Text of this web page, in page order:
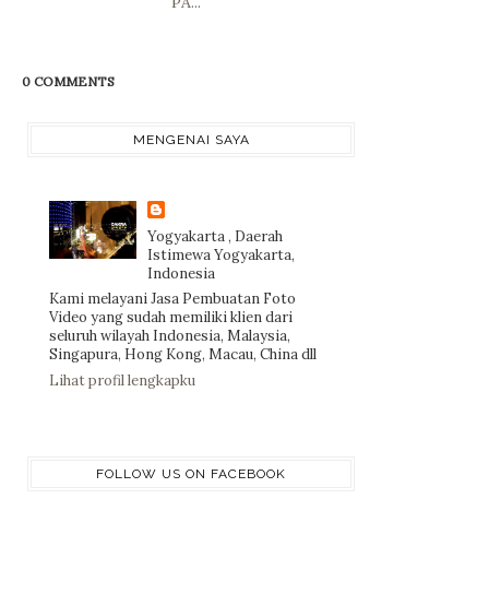
0 COMMENTS
MENGENAI SAYA
Yogyakarta , Daerah
Istimewa Yogyakarta,
Indonesia
Kami melayani Jasa Pembuatan Foto
Video yang sudah memiliki klien dari
seluruh wilayah Indonesia, Malaysia,
Singapura, Hong Kong, Macau, China dll
Lihat profil lengkapku
FOLLOW US ON FACEBOOK